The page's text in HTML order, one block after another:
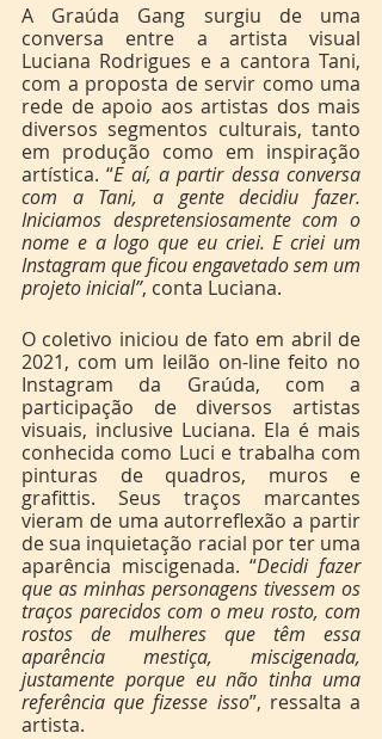
A Graúda Gang surgiu de uma
conversa entre a artista visual
Luciana Rodrigues e a cantora Tani,
com a proposta de servir como uma
rede de apoio aos artistas dos mais
diversos segmentos culturais, tanto
em produção como em inspiração
artística. “E aí, a partir dessa conversa
com a Tani, a gente decidiu fazer.
Iniciamos despretensiosamente com o
nome e a logo que eu criei. E criei um
Instagram que ficou engavetado sem um
projeto inicial”, conta Luciana.
O coletivo iniciou de fato em abril de
2021, com um leilão on-line feito no
Instagram da Graúda, com a
participação de diversos artistas
visuais, inclusive Luciana. Ela é mais
conhecida como Luci e trabalha com
pinturas de quadros, muros e
grafittis. Seus traços marcantes
vieram de uma autorreflexão a partir
de sua inquietação racial por ter uma
aparência miscigenada. “Decidi fazer
que as minhas personagens tivessem os
traços parecidos com o meu rosto, com
rostos de mulheres que têm essa
aparência mestiça, miscigenada,
justamente porque eu não tinha uma
referência que fizesse isso”, ressalta a
artista.